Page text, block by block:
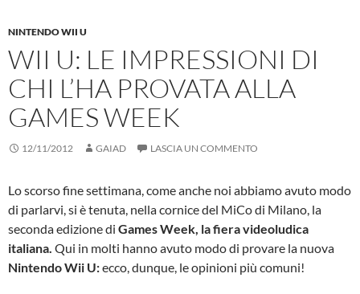
NINTENDO WII U
WII U: LE IMPRESSIONI DI
CHI L’HA PROVATA ALLA
GAMES WEEK
12/11/2012 GAIAD LASCIA UN COMMENTO
Lo scorso fine settimana, come anche noi abbiamo avuto modo
di parlarvi, si è tenuta, nella cornice del MiCo di Milano, la
seconda edizione di Games Week, la fiera videoludica
italiana. Qui in molti hanno avuto modo di provare la nuova
Nintendo Wii U:ecco, dunque, le opinioni più comuni!